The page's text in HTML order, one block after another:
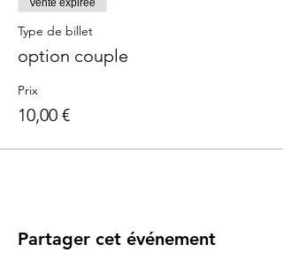
Vente expirée
Type de billet
option couple
Prix
10,00 €
Partager cet événement